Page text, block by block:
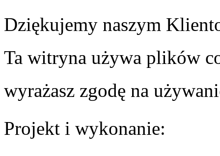
Dziękujemy naszym
Ta witryna używa plików
wyrażasz zgodę na
Projekt i wykonanie: